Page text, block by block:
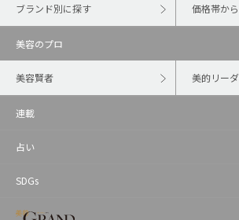
ブランド別に探す 価格帯か
美容のプロ
美容賢者 美的リー
連載
占い
SDGs